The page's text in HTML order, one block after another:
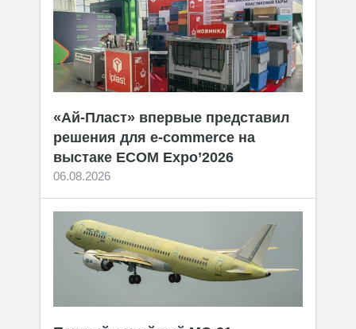
«Ай-Пласт» впервые представил
решения для e-commerce на
выстаке ECOM Expo’2026
06.08.2026